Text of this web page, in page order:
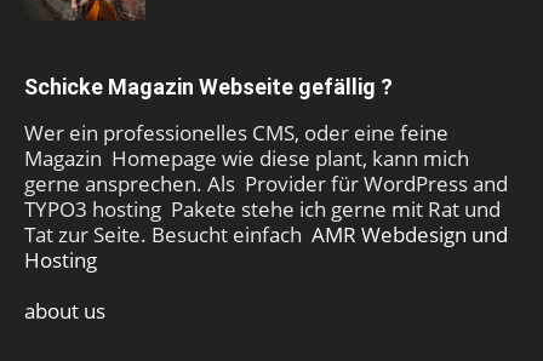
Schicke Magazin Webseite gefällig ?
Wer ein professionelles CMS, oder eine feine
Magazin Homepage wie diese plant, kann mich
gerne ansprechen. Als Provider für WordPress and
TYPO3 hosting Pakete stehe ich gerne mit Rat und
Tat zur Seite. Besucht einfach AMR Webdesign und
Hosting
about us